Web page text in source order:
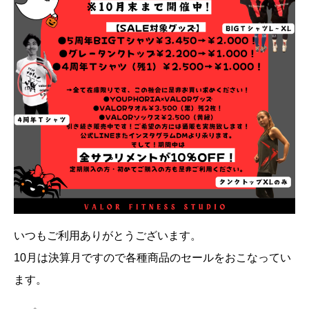
いつもご利用ありがとうございます。
10月は決算月ですので各種商品のセールをおこなってい
ます。